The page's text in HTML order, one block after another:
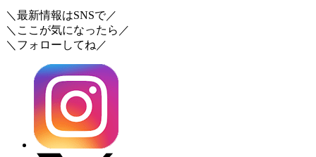
＼最新情報はSNSで／
＼ここが気になったら／
＼フォローしてね／